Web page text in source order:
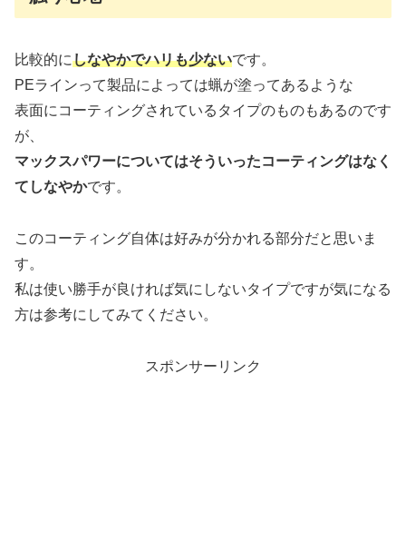
比較的にしなやかでハリも少ないです。
PEラインって製品によっては蝋が塗ってあるような
表面にコーティングされているタイプのものもあるのです
が、
マックスパワーについてはそういったコーティングはなく
てしなやかです。
このコーティング自体は好みが分かれる部分だと思いま
す。
私は使い勝手が良ければ気にしないタイプですが気になる
方は参考にしてみてください。
スポンサーリンク